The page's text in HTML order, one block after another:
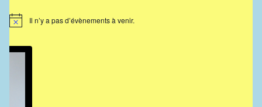
N
i
Il n’y a pas d’évènements à venir.